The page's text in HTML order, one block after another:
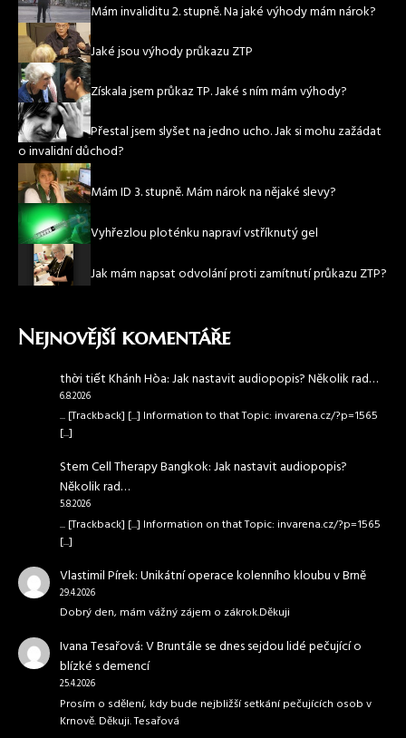
Mám invaliditu 2. stupně. Na jaké výhody mám nárok?
Jaké jsou výhody průkazu ZTP
Získala jsem průkaz TP. Jaké s ním mám výhody?
Přestal jsem slyšet na jedno ucho. Jak si mohu zažádat
o invalidní důchod?
Mám ID 3. stupně. Mám nárok na nějaké slevy?
Vyhřezlou ploténku napraví vstříknutý gel
Jak mám napsat odvolání proti zamítnutí průkazu ZTP?
Nejnovější komentáře
thời tiết Khánh Hòa:Jak nastavit audiopopis? Několik rad…
6.8.2026
... [Trackback] [...] Information to that Topic: invarena.cz/?p=1565
[...]
Stem Cell Therapy Bangkok:Jak nastavit audiopopis?
Několik rad…
5.8.2026
... [Trackback] [...] Information on that Topic: invarena.cz/?p=1565
[...]
Vlastimil Pírek:Unikátní operace kolenního kloubu v Brně
29.4.2026
Dobrý den, mám vážný zájem o zákrok.Děkuji
Ivana Tesařová:V Bruntále se dnes sejdou lidé pečující o
blízké s demencí
25.4.2026
Prosím o sdělení, kdy bude nejbližší setkání pečujících osob v
Krnově. Děkuji. Tesařová